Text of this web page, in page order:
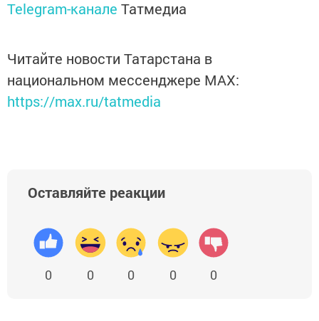
Telegram-канале Татмедиа
Читайте новости Татарстана в
национальном мессенджере MАХ:
https://max.ru/tatmedia
Оставляйте реакции
0 0 0 0 0